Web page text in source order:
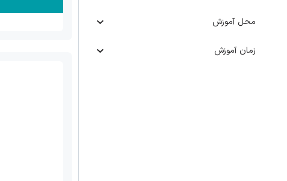
محل آموزش
زمان آموزش